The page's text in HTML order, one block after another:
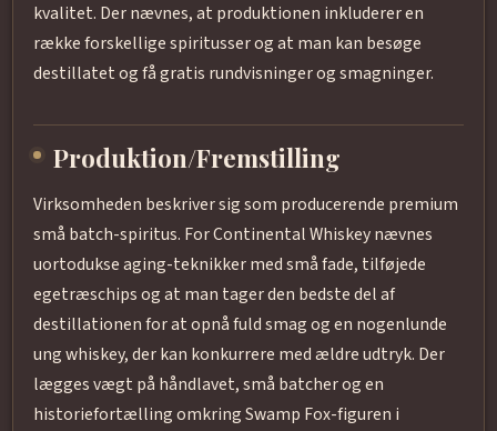
kvalitet. Der nævnes, at produktionen inkluderer en
række forskellige spiritusser og at man kan besøge
destillatet og få gratis rundvisninger og smagninger.
Produktion/Fremstilling
Virksomheden beskriver sig som producerende premium
små batch-spiritus. For Continental Whiskey nævnes
uortodukse aging-teknikker med små fade, tilføjede
egetræschips og at man tager den bedste del af
destillationen for at opnå fuld smag og en nogenlunde
ung whiskey, der kan konkurrere med ældre udtryk. Der
lægges vægt på håndlavet, små batcher og en
historiefortælling omkring Swamp Fox-figuren i